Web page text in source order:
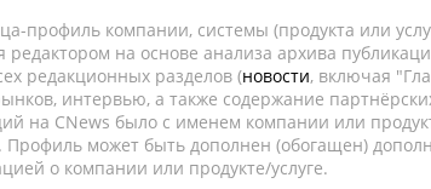
профиль компании, системы (продукта или
редактором на основе анализа архива
редакционных разделов (новости, включая
интервью, а также содержание
на CNews было с именем компании или
Профиль может быть дополнен (обогащен)
о компании или продукте/услуге.